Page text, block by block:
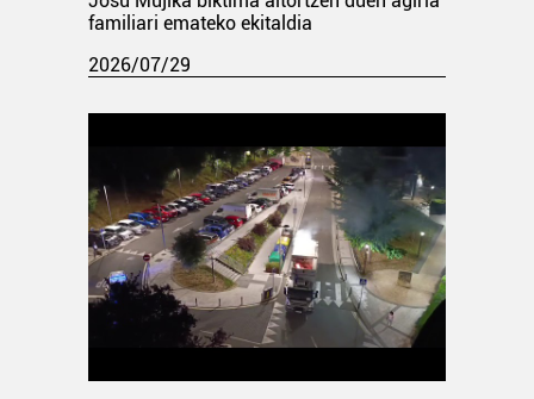
familiari emateko ekitaldia
2026/07/29